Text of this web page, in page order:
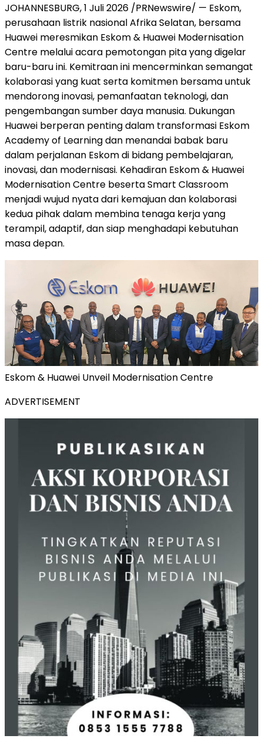
JOHANNESBURG, 1 Juli 2026 /PRNewswire/ — Eskom,
perusahaan listrik nasional Afrika Selatan, bersama
Huawei meresmikan Eskom & Huawei Modernisation
Centre melalui acara pemotongan pita yang digelar
baru-baru ini. Kemitraan ini mencerminkan semangat
kolaborasi yang kuat serta komitmen bersama untuk
mendorong inovasi, pemanfaatan teknologi, dan
pengembangan sumber daya manusia. Dukungan
Huawei berperan penting dalam transformasi Eskom
Academy of Learning dan menandai babak baru
dalam perjalanan Eskom di bidang pembelajaran,
inovasi, dan modernisasi. Kehadiran Eskom & Huawei
Modernisation Centre beserta Smart Classroom
menjadi wujud nyata dari kemajuan dan kolaborasi
kedua pihak dalam membina tenaga kerja yang
terampil, adaptif, dan siap menghadapi kebutuhan
masa depan.
Eskom & Huawei Unveil Modernisation Centre
ADVERTISEMENT